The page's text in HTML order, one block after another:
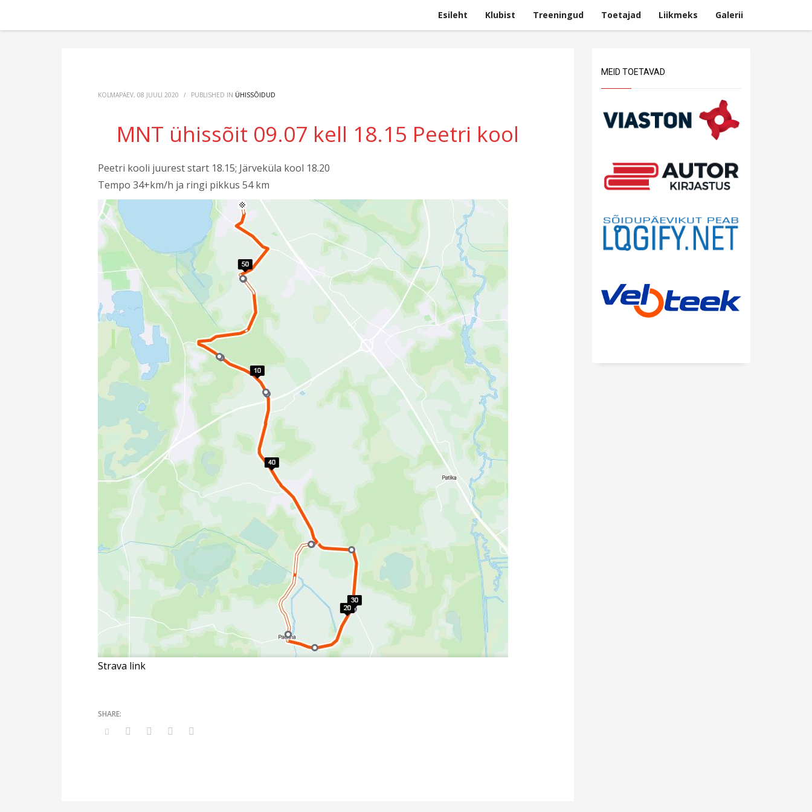
Esileht Klubist Treeningud Toetajad Liikmeks Galerii
KOLMAPÄEV, 08 JUULI 2020 / PUBLISHED IN ÜHISSÕIDUD
MNT ühissõit 09.07 kell 18.15 Peetri kool
Peetri kooli juurest start 18.15; Järveküla kool 18.20
Tempo 34+km/h ja ringi pikkus 54 km
Strava link
MEID TOETAVAD